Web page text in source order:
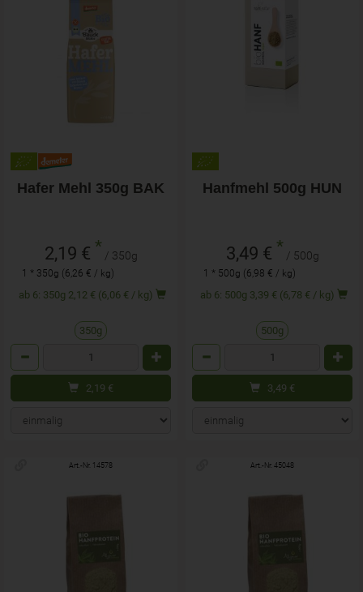
Hafer Mehl 350g BAK
2,19 € * / 350g
1 * 350g (6,26 € / kg)
ab 6: 350g 2,12 € (6,06 € / kg)
350g
2,19 €
Hanfmehl 500g HUN
3,49 € * / 500g
1 * 500g (6,98 € / kg)
ab 6: 500g 3,39 € (6,78 € / kg)
500g
3,49 €
Art.-Nr. 14578 Art.-Nr. 45048